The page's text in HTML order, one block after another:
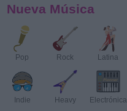
Nueva Música
Pop Rock Latina
Indie Heavy Electrónica